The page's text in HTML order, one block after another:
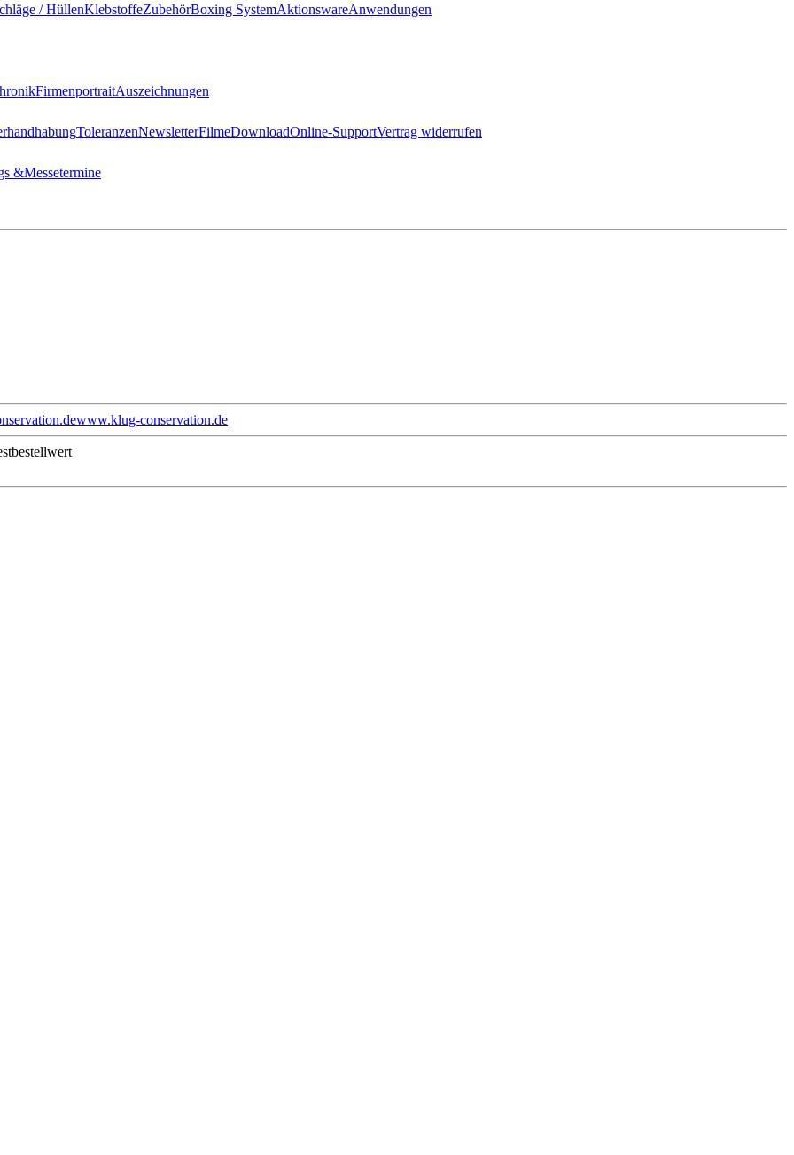
/ HüllenKlebstoffeZubehörBoxing SystemAktionswareAnwendungen
FirmenportraitAuszeichnungen
ToleranzenNewsletterFilmeDownloadOnline-SupportVertrag widerrufen
&Messetermine
www.klug-conservation.de